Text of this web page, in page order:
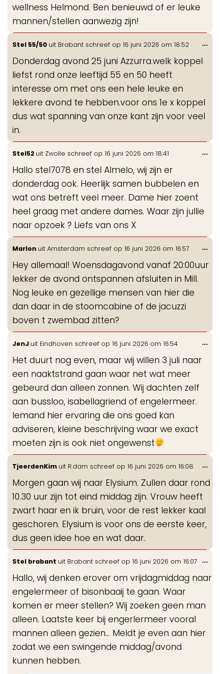
wellness Helmond. Ben benieuwd of er leuke
mannen/stellen aanwezig zijn!
Stel 55/50 uit Brabant schreef op 16 juni 2026 om 18:52
Donderdag avond 25 juni Azzurra.welk koppel
liefst rond onze leeftijd 55 en 50 heeft
interesse om met ons een hele leuke en
lekkere avond te hebben.voor ons 1e x koppel
dus wat spanning van onze kant zijn voor veel
in.
...
Stel52 uit Zwolle schreef op 16 juni 2026 om 18:41
Hallo stel7078 en stel Almelo, wij zijn er
donderdag ook. Heerlijk samen bubbelen en
wat ons betreft veel meer. Dame hier zoent
heel graag met andere dames. Waar zijn jullie
naar opzoek ? Liefs van ons X
...
Marlon uit Amsterdam schreef op 16 juni 2026 om 16:57
Hey allemaal! Woensdagavond vanaf 20:00uur
lekker de avond ontspannen afsluiten in Mill.
Nog leuke en gezellige mensen van hier die
dan daar in de stoomcabine of de jacuzzi
boven t zwembad zitten?
...
JenJ uit Eindhoven schreef op 16 juni 2026 om 16:54
Het duurt nog even, maar wij willen 3 juli naar
een naaktstrand gaan waar net wat meer
gebeurd dan alleen zonnen. Wij dachten zelf
aan bussloo, isabellagriend of engelermeer.
Iemand hier ervaring die ons goed kan
adviseren, kleine beschrijving waar we exact
moeten zijn is ook niet ongewenst
...
TjeerdenKim uit R.dam schreef op 16 juni 2026 om 16:08
Morgen gaan wij naar Elysium. Zullen daar rond
10.30 uur zijn tot eind middag zijn. Vrouw heeft
zwart haar en ik bruin, voor de rest lekker kaal
geschoren. Elysium is voor ons de eerste keer,
dus geen idee hoe en wat daar.
...
Stel brabant uit Brabant schreef op 16 juni 2026 om 16:07
Hallo, wij denken erover om vrijdagmiddag naar
engelermeer of bisonbaaij te gaan. Waar
komen er meer stellen? Wij zoeken geen man
alleen. Laatste keer bij engerlermeer vooral
mannen alleen gezien… Meldt je even aan hier
zodat we een swingende middag/avond
kunnen hebben.
...